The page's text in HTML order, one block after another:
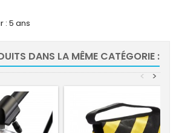
: 5 ans
DANS LA MÊME CATÉGORIE :
>
<